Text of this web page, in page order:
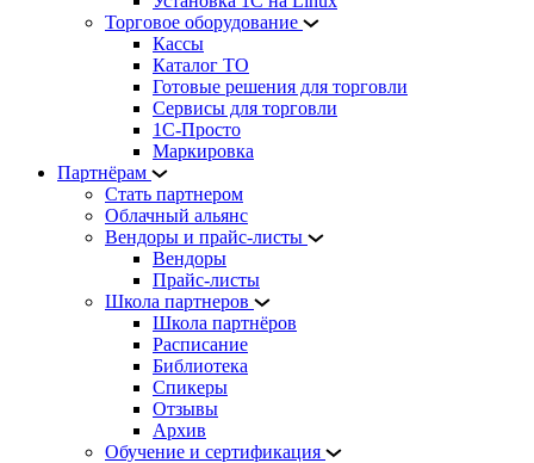
Торговое оборудование
Кассы
Каталог ТО
Готовые решения для торговли
Сервисы для торговли
1С-Просто
Маркировка
Партнёрам
Стать партнером
Облачный альянс
Вендоры и прайс-листы
Вендоры
Прайс-листы
Школа партнеров
Школа партнёров
Расписание
Библиотека
Спикеры
Отзывы
Архив
Обучение и сертификация